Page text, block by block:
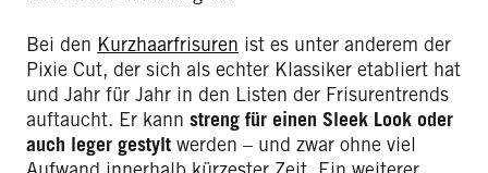
Bei den Kurzhaarfrisuren ist es unter anderem der
Pixie Cut, der sich als echter Klassiker etabliert hat
und Jahr für Jahr in den Listen der Frisurentrends
auftaucht. Er kann streng für einen Sleek Look oder
auch leger gestylt werden – und zwar ohne viel